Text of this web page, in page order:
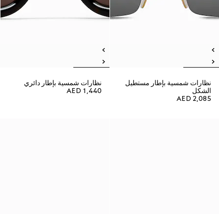
نظارات شمسية بإطار مستطيل
الشكل
AED 2,085
نظارات شمسية بإطار دائري
AED 1,440